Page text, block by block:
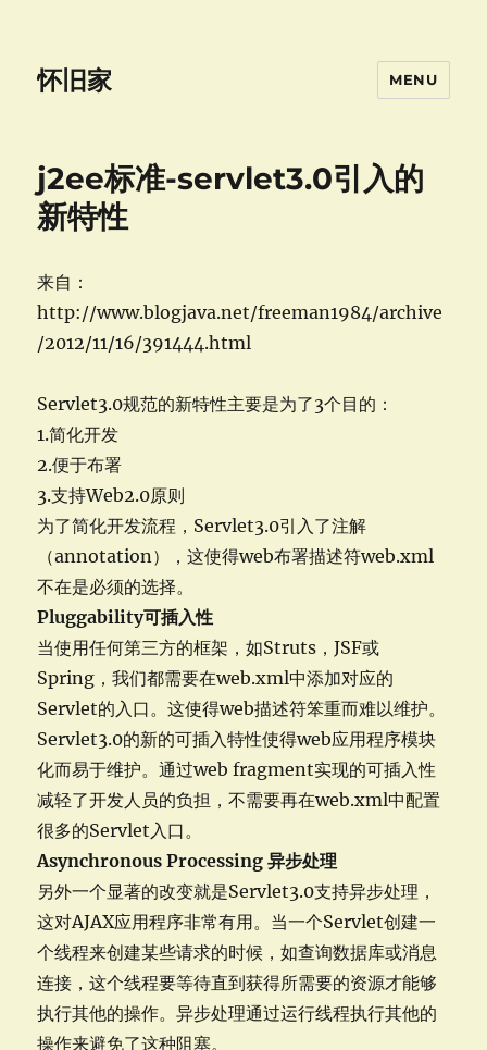
怀旧家 MENU
j2ee标准-servlet3.0引入的
新特性
来自：
http://www.blogjava.net/freeman1984/archive
/2012/11/16/391444.html
Servlet3.0规范的新特性主要是为了3个目的：
1.简化开发
2.便于布署
3.支持Web2.0原则
为了简化开发流程，Servlet3.0引入了注解
（annotation），这使得web布署描述符web.xml
不在是必须的选择。
Pluggability可插入性
当使用任何第三方的框架，如Struts，JSF或
Spring，我们都需要在web.xml中添加对应的
Servlet的入口。这使得web描述符笨重而难以维护。
Servlet3.0的新的可插入特性使得web应用程序模块
化而易于维护。通过web fragment实现的可插入性
减轻了开发人员的负担，不需要再在web.xml中配置
很多的Servlet入口。
Asynchronous Processing异步处理
另外一个显著的改变就是Servlet3.0支持异步处理，
这对AJAX应用程序非常有用。当一个Servlet创建一
个线程来创建某些请求的时候，如查询数据库或消息
连接，这个线程要等待直到获得所需要的资源才能够
执行其他的操作。异步处理通过运行线程执行其他的
操作来避免了这种阻塞。